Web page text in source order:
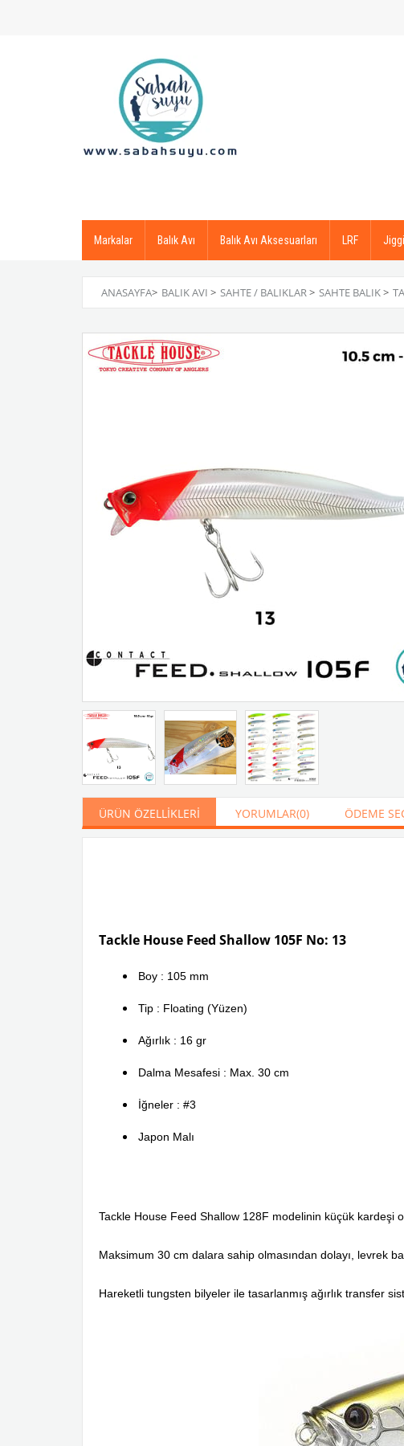
Markalar Balık Avı Balık Avı Aksesuarları LRF
ANASAYFA> BALIK AVI > SAHTE / BALIKLAR> SAHTE BALIK>
ÜRÜN ÖZELLIKLERI YORUMLAR(0) ÖDEME
Tackle House Feed Shallow 105F No: 13
Boy : 105 mm
Tip : Floating (Yüzen)
Ağırlık : 16 gr
Dalma Mesafesi : Max. 30 cm
İğneler : #3
Japon Malı
Tackle House Feed Shallow 128F modelinin küçük kardeşi
Maksimum 30 cm dalara sahip olmasından dolayı, levrek
Hareketli tungsten bilyeler ile tasarlanmış ağırlık transfer